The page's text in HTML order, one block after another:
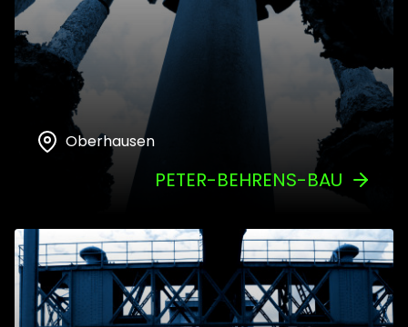
Oberhausen
PETER-BEHRENS-BAU